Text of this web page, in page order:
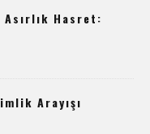
Hasret:
Arayışı